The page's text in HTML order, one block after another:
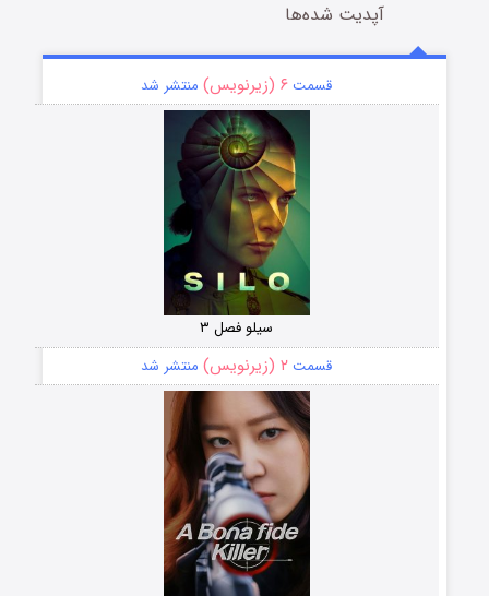
آپدیت شده‌ها
قسمت ۶ (زیرنویس) منتشر شد
سیلو فصل ۳
قسمت ۲ (زیرنویس) منتشر شد